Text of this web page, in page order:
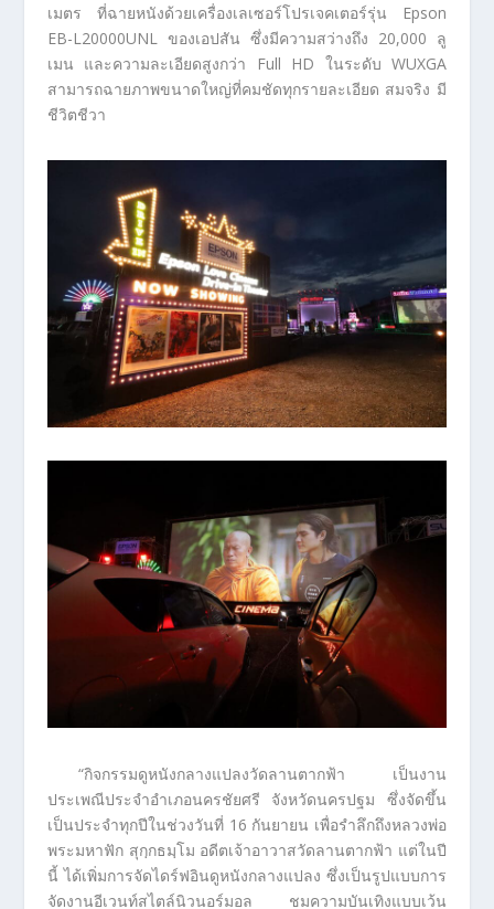
เมตร ที่ฉายหนังด้วยเครื่องเลเซอร์โปรเจคเตอร์รุ่น Epson
EB-L20000UNL ของเอปสัน ซึ่งมีความสว่างถึง 20,000 ลู
เมน และความละเอียดสูงกว่า Full HD ในระดับ WUXGA
สามารถฉายภาพขนาดใหญ่ที่คมชัดทุกรายละเอียด สมจริง มี
ชีวิตชีวา
“กิจกรรมดูหนังกลางแปลงวัดลานตากฟ้า เป็นงาน
ประเพณีประจำอำเภอนครชัยศรี จังหวัดนครปฐม ซึ่งจัดขึ้น
เป็นประจำทุกปีในช่วงวันที่ 16 กันยายน เพื่อรำลึกถึงหลวงพ่อ
พระมหาฟัก สุกฺกธมฺโม อดีตเจ้าอาวาสวัดลานตากฟ้า แต่ในปี
นี้ ได้เพิ่มการจัดไดร์ฟอินดูหนังกลางแปลง ซึ่งเป็นรูปแบบการ
จัดงานอีเวนท์สไตล์นิวนอร์มอล ชมความบันเทิงแบบเว้น